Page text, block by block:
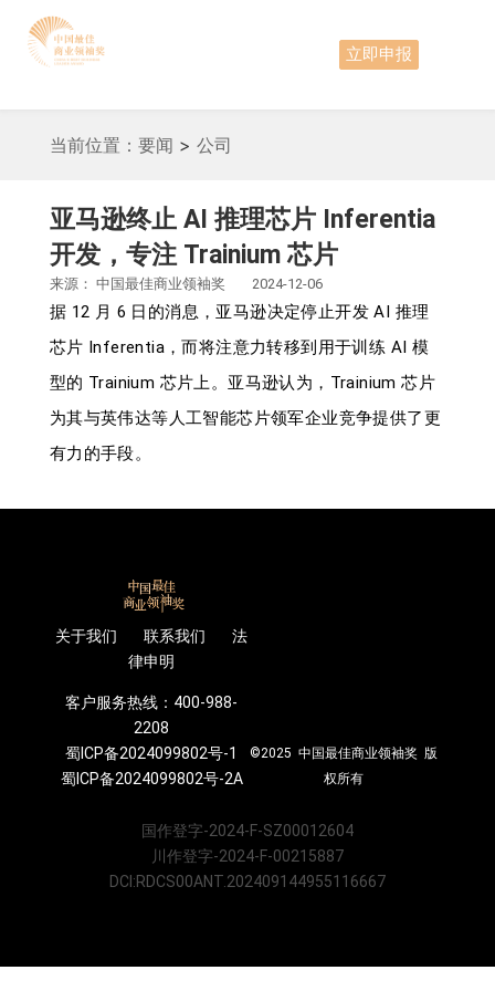
立即申报
当前位置： 要闻 > 公司
亚马逊终止 AI 推理芯片 Inferentia
开发，专注 Trainium 芯片
来源： 中国最佳商业领袖奖 2024-12-06
据 12 月 6 日的消息，亚马逊决定停止开发 AI 推理
芯片 Inferentia，而将注意力转移到用于训练 AI 模
型的 Trainium 芯片上。亚马逊认为，Trainium 芯片
为其与英伟达等人工智能芯片领军企业竞争提供了更
有力的手段。
关于我们 联系我们 法
律申明
客户服务热线：400-988-
2208
蜀ICP备2024099802号-1
蜀ICP备2024099802号-2A
©2025 中国最佳商业领袖奖 版
权所有
国作登字-2024-F-SZ00012604
川作登字-2024-F-00215887
DCI:RDCS00ANT.202409144955116667